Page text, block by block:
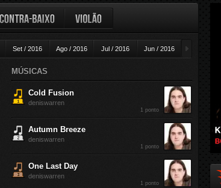
Set / 2016 Ago / 2016 Jul / 2016 Jun / 2016
Contra-baixo Violão
MÚSICAS
Cold Fusion
deniswarren
1 ponto
Autumn Breeze
deniswarren
1 ponto
One Last Day
deniswarren
1 ponto